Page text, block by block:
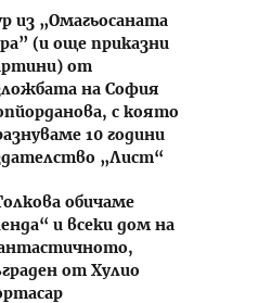
из „Омагьосаната
(и още приказни
от
на София
с която
10 години
„Лист“
обичаме
и всеки дом на
от Хулио